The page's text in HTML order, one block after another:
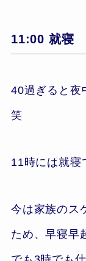
11:00 就寝
40過ぎると夜
笑
11時には就寝
今は家族のス
ため、早寝早